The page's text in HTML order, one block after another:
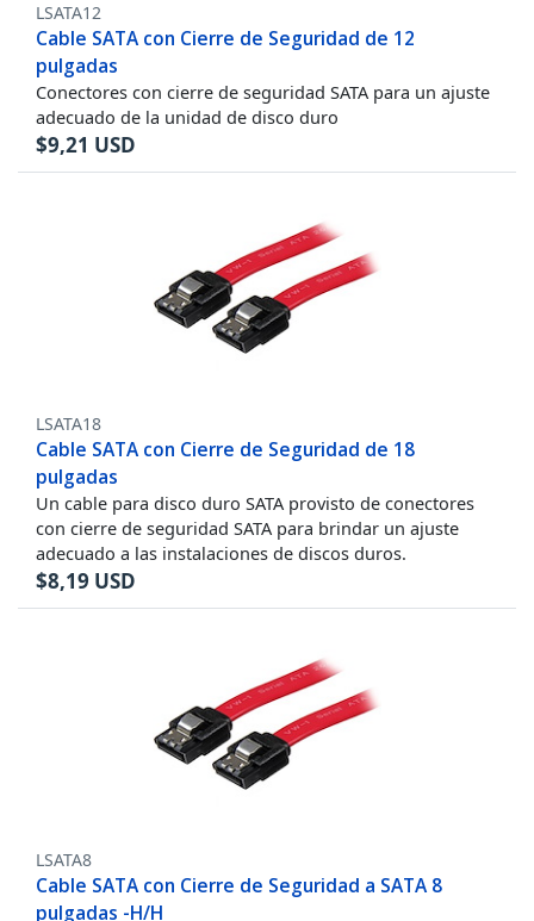
LSATA12
Cable SATA con Cierre de Seguridad de 12
pulgadas
Conectores con cierre de seguridad SATA para un ajuste
adecuado de la unidad de disco duro
$9,21 USD
LSATA18
Cable SATA con Cierre de Seguridad de 18
pulgadas
Un cable para disco duro SATA provisto de conectores
con cierre de seguridad SATA para brindar un ajuste
adecuado a las instalaciones de discos duros.
$8,19 USD
LSATA8
Cable SATA con Cierre de Seguridad a SATA 8
pulgadas -H/H